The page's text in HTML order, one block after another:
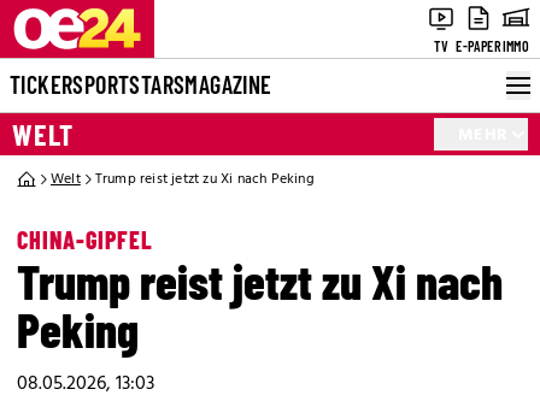
TV E-PAPERIMMO
TICKERSPORTSTARSMAGAZINE
WELT
Welt Trump reist jetzt zu Xi nach Peking
CHINA-GIPFEL
Trump reist jetzt zu Xi nach
Peking
08.05.2026, 13:03